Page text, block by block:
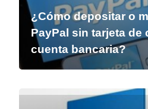
¿Cómo depositar o
PayPal sin tarjeta de
cuenta bancaria?